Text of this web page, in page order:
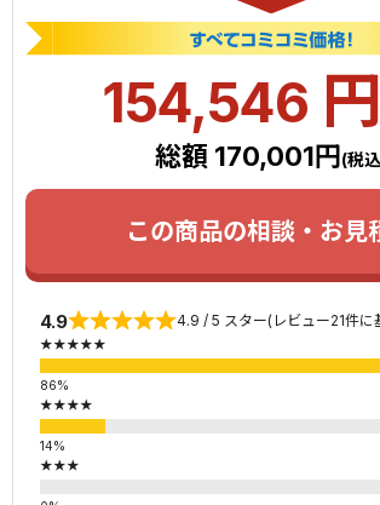
154,546 円
総額 170,001円 (税
この商品の相談・お見
4.9 4.9 / 5 スター(レビュー21件に
★★★★★
★★★★
★★★